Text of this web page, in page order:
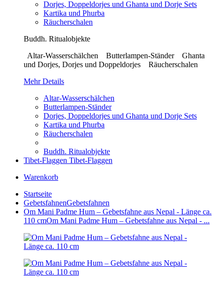
Dorjes, Doppeldorjes und Ghanta und Dorje Sets
Kartika und Phurba
Räucherschalen
Buddh. Ritualobjekte
Altar-Wasserschälchen Butterlampen-Ständer Ghanta
und Dorjes, Dorjes und Doppeldorjes Räucherschalen
Mehr Details
Altar-Wasserschälchen
Butterlampen-Ständer
Dorjes, Doppeldorjes und Ghanta und Dorje Sets
Kartika und Phurba
Räucherschalen
Buddh. Ritualobjekte
Tibet-Flaggen Tibet-Flaggen
Warenkorb
Startseite
GebetsfahnenGebetsfahnen
Om Mani Padme Hum – Gebetsfahne aus Nepal - Länge ca.
110 cmOm Mani Padme Hum – Gebetsfahne aus Nepal - ...